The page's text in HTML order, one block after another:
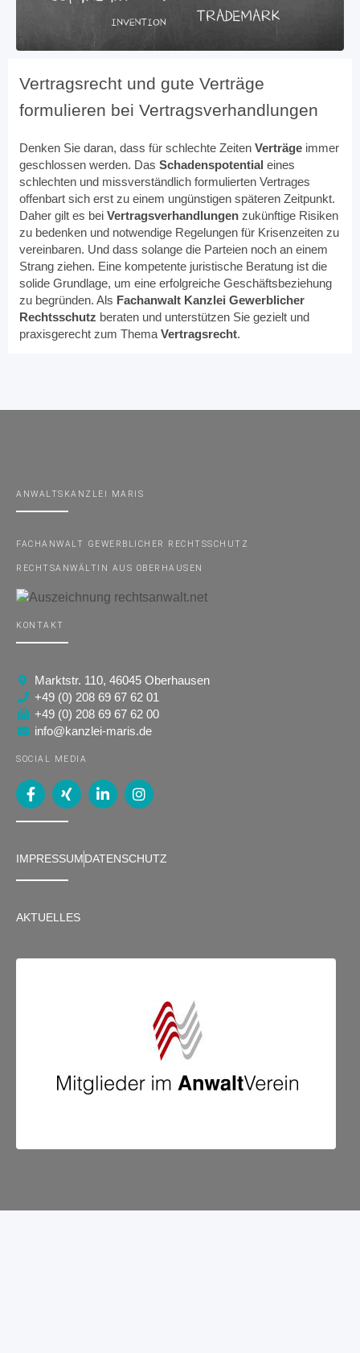
Vertragsrecht und gute Verträge
formulieren bei Vertragsverhandlungen
Denken Sie daran, dass für schlechte Zeiten Verträge immer
geschlossen werden. Das Schadenspotential eines
schlechten und missverständlich formulierten Vertrages
offenbart sich erst zu einem ungünstigen späteren Zeitpunkt.
Daher gilt es bei Vertragsverhandlungen zukünftige Risiken
zu bedenken und notwendige Regelungen für Krisenzeiten zu
vereinbaren. Und dass solange die Parteien noch an einem
Strang ziehen. Eine kompetente juristische Beratung ist die
solide Grundlage, um eine erfolgreiche Geschäftsbeziehung
zu begründen. Als Fachanwalt Kanzlei Gewerblicher
Rechtsschutz beraten und unterstützen Sie gezielt und
praxisgerecht zum Thema Vertragsrecht.
ANWALTSKANZLEI MARIS
FACHANWALT GEWERBLICHER RECHTSSCHUTZ
RECHTSANWÄLTIN AUS OBERHAUSEN
KONTAKT
Marktstr. 110, 46045 Oberhausen
+49 (0) 208 69 67 62 01
+49 (0) 208 69 67 62 00
info@kanzlei-maris.de
SOCIAL MEDIA
IMPRESSUMDATENSCHUTZ
AKTUELLES